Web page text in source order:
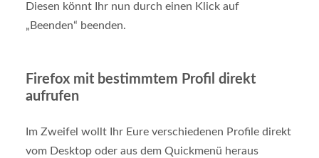
Diesen könnt Ihr nun durch einen Klick auf
„Beenden“ beenden.
Firefox mit bestimmtem Profil direkt
aufrufen
Im Zweifel wollt Ihr Eure verschiedenen Profile direkt
vom Desktop oder aus dem Quickmenü heraus